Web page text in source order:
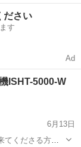
スで働くことも
ださい
す
Ad
ISHT-5000-W
6月13日
てくださる方限